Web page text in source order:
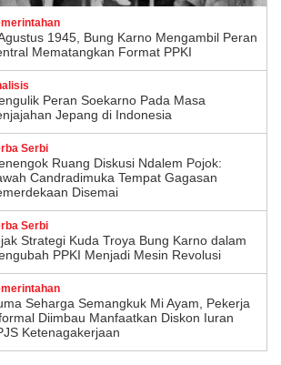
1945, Bung Karno Mengambil Peran
Mematangkan Format PPKI
Peran Soekarno Pada Masa
Jepang di Indonesia
Serbi
Ruang Diskusi Ndalem Pojok:
Candradimuka Tempat Gagasan
Disemai
Serbi
Strategi Kuda Troya Bung Karno dalam
PPKI Menjadi Mesin Revolusi
Seharga Semangkuk Mi Ayam, Pekerja
Diimbau Manfaatkan Diskon Iuran
Ketenagakerjaan